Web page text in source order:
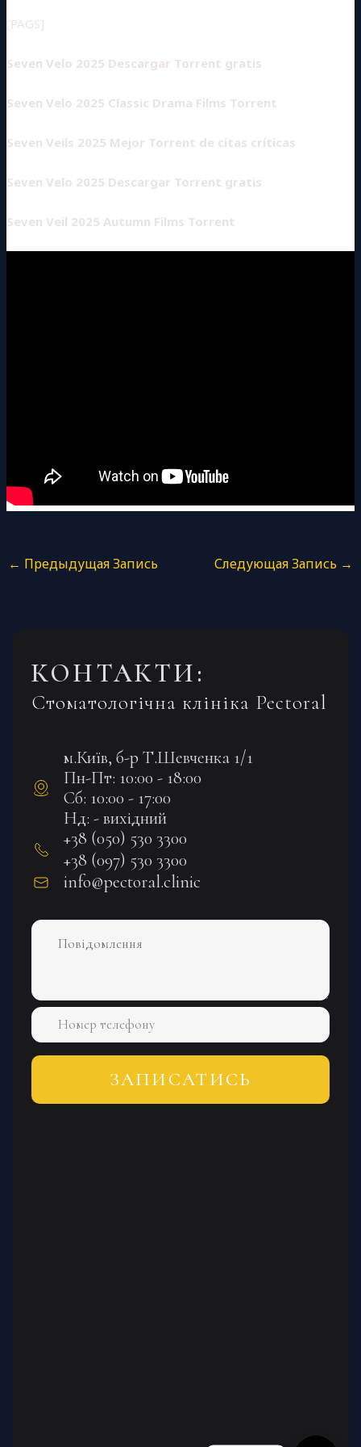
[PAGS]
Seven Velo 2025 Descargar Torrent gratis
Seven Velo 2025 Classic Drama Films Torrent
Seven Veils 2025 Mejor Torrent de citas críticas
Seven Velo 2025 Descargar Torrent gratis
Seven Veil 2025 Autumn Films Torrent
← Предыдущая Запись Следующая Запись →
КОНТАКТИ:
Стоматологічна клініка Pectoral
м.Київ, б-р Т.Шевченка 1/1
Пн-Пт: 10:00 - 18:00
Сб: 10:00 - 17:00
Нд: - вихідний
+38 (050) 530 3300
+38 (097) 530 3300
info@pectoral.clinic